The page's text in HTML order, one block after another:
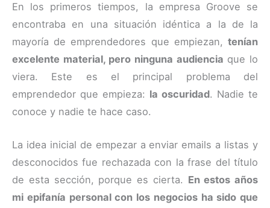
En los primeros tiempos, la empresa Groove se
encontraba en una situación idéntica a la de la
mayoría de emprendedores que empiezan, tenían
excelente material, pero ninguna audiencia que lo
viera. Este es el principal problema del
emprendedor que empieza: la oscuridad. Nadie te
conoce y nadie te hace caso.
La idea inicial de empezar a enviar emails a listas y
desconocidos fue rechazada con la frase del título
de esta sección, porque es cierta. En estos años
mi epifanía personal con los negocios ha sido que